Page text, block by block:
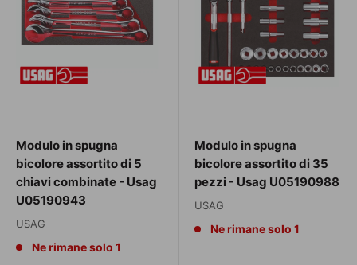
Modulo in spugna
bicolore assortito di 5
chiavi combinate - Usag
U05190943
USAG
Ne rimane solo 1
Modulo in spugna
bicolore assortito di 35
pezzi - Usag U05190988
USAG
Ne rimane solo 1